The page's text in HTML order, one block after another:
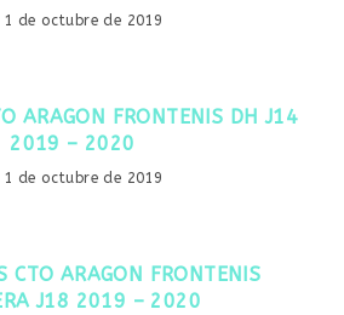
1 de octubre de 2019
ARAGON FRONTENIS DH J14
2019 – 2020
1 de octubre de 2019
CTO ARAGON FRONTENIS
J18 2019 – 2020